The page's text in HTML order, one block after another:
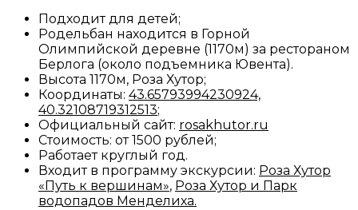
Подходит для детей;
Родельбан находится в Горной
Олимпийской деревне (1170м) за рестораном
Берлога (около подъемника Ювента).
Высота 1170м, Роза Хутор;
Координаты: 43.65793994230924,
40.32108719312513;
Официальный сайт: rosakhutor.ru
Стоимость: от 1500 рублей;
Работает круглый год.
Входит в программу экскурсии: Роза Хутор
«Путь к вершинам», Роза Хутор и Парк
водопадов Менделиха.